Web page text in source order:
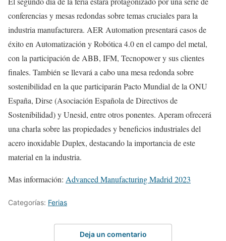
conferencias y mesas redondas sobre temas cruciales para la
industria manufacturera. AER Automation presentará casos de
éxito en Automatización y Robótica 4.0 en el campo del metal,
con la participación de ABB, IFM, Tecnopower y sus clientes
finales. También se llevará a cabo una mesa redonda sobre
sostenibilidad en la que participarán Pacto Mundial de la ONU
España, Dirse (Asociación Española de Directivos de
Sostenibilidad) y Unesid, entre otros ponentes. Aperam ofrecerá
una charla sobre las propiedades y beneficios industriales del
acero inoxidable Duplex, destacando la importancia de este
material en la industria.
Mas información: Advanced Manufacturing Madrid 2023
Categorías: Ferias
Deja un comentario